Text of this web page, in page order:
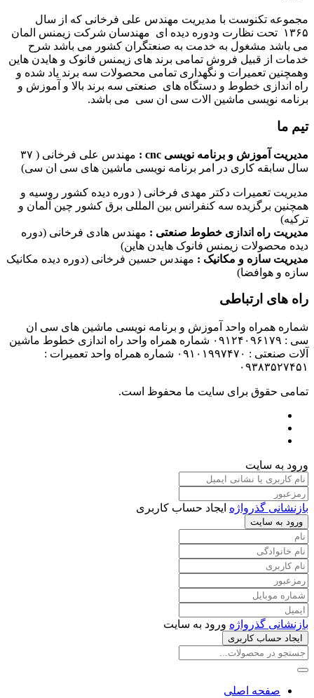
مجموعه تکنوست با مدیریت مهندس علی فرخانی که از سال
۱۳۶۵ تحت نظارت ودوره دیده ای مهندسان شرکت زیمنس المان
می باشد مشغول به خدمت به صنعتگران کشور می باشد شرح
خدمات از قبیل فروش تمامی برند های زیمنس فانوک و هایدن هاین
وهمچنین تعمیرات و نگهداری تمامی محصولات سه برند یاد شده و
راه اندازی خطوط و دستگاه های صنعتی سه برند بالا و آموزش و
برنامه نویسی ماشین الات سی ان سی می باشد.
تیم ما
مدیریت آموزش و برنامه نویسی cnc :
مهندس علی فرخانی ( ۳۷
سال سابقه کاری در امر برنامه نویسی ماشین های سی ان سی)
مدیریت تعمیرات دکتر مهدی فرخانی ( دوره دیده کشور روسیه و
همچنین برگزیده سه کنفرانس بین المللی برق کشور چین آلمان و
ترکیه)
مدیریت راه اندازی خطوط صنعتی : مهندس هادی فرخانی (دوره
دیده محصولات زیمنس فانوک هایدن هاین)
مدیریت سازه و مکانیک : مهندس حسین فرخانی (دوره دیده مکانیک
سازه و هوافضا)
راه های ارتباطی
شماره همراه واحد آموزش و برنامه نویسی ماشین های سی ان
سی : ۰۹۱۲۴۰۹۶۱۷۹ شماره همراه واحد راه اندازی خطوط ماشین
آلات صنعتی : ۰۹۱۰۱۹۹۷۴۷۰ شماره همراه واحد تعمیرات :
۰۹۳۸۳۵۲۷۴۵۱
تمامی حقوق برای سایت ما محفوظ است.
ورود به سایت
بازنشانی گذرواژه ایجاد حساب کاربری
ورود به سایت
بازنشانی گذرواژه ورود به سایت
ایجاد حساب کاربری
صفحه اصلی